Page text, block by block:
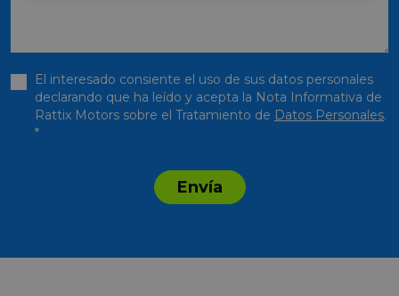
El interesado consiente el uso de sus datos personales
declarando que ha leído y acepta la Nota Informativa de
Rattix Motors sobre el Tratamiento de Datos Personales.
*
Envía